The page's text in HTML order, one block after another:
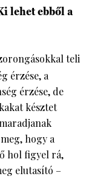
lehet ebből a
teli
érzése, a
érzése, de
késztet
hogy a
hol figyel rá,
elutasító –